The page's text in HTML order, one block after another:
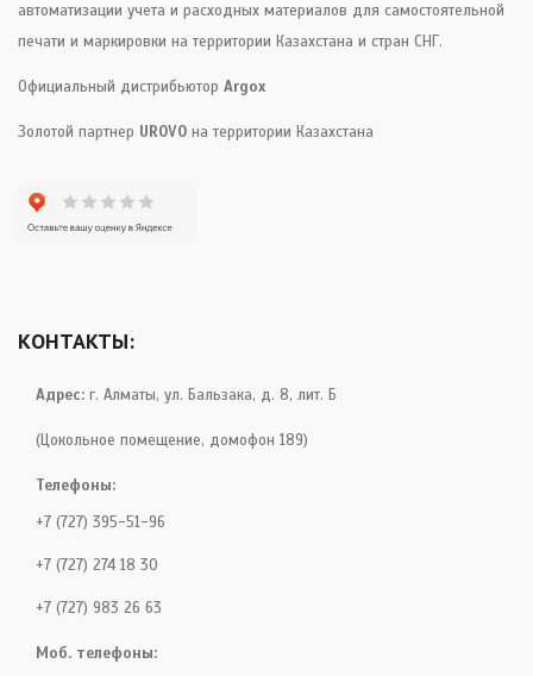
автоматизации учета и расходных материалов для самостоятельной
печати и маркировки на территории Казахстана и стран СНГ.
Официальный дистрибьютор Argox
Золотой партнер UROVO на территории Казахстана
КОНТАКТЫ:
Адрес: г. Алматы, ул. Бальзака, д. 8, лит. Б
(Цокольное помещение, домофон 189)
Телефоны:
+7 (727) 395-51-96
+7 (727) 274 18 30
+7 (727) 983 26 63
Моб. телефоны: